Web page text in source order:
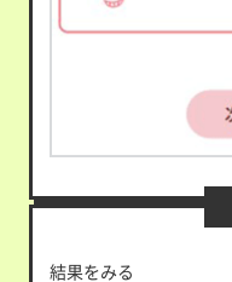
結果をみる